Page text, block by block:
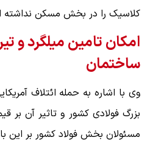
کلاسیک را در بخش مسکن
امکان تامین میلگرد و
ساختمان
وی با اشاره به حمله ائتلاف
بزرگ فولادی کشور و تاثیر آن
مسئولان بخش فولاد کشور بر این